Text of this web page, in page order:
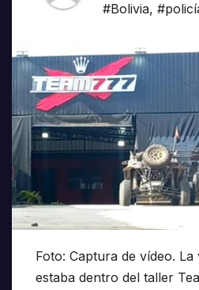
#Bolivia,
Foto: Captura de vídeo.
estaba dentro del taller